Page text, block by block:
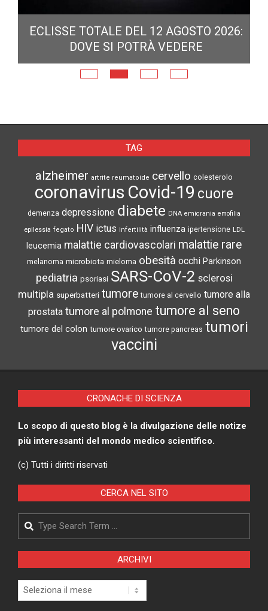
ECLISSE TOTALE DEL 12 AGOSTO 2026:
DOVE SI POTRÀ VEDERE
TAG
alzheimer artrite reumatoide cervello colesterolo
coronavirus Covid-19 cuore
demenza depressione diabete DNA emicrania emofilia
epilessia fegato HIV ictus infertilità influenza ipertensione LDL
leucemia malattie cardiovascolari malattie rare
melanoma microbiota mieloma obesità occhi Parkinson
pediatria psoriasi SARS-CoV-2 sclerosi
multipla superbatteri tumore tumore al cervello tumore alla
prostata tumore al polmone tumore al seno
tumore del colon tumore ovarico tumore pancreas tumori
vaccini
CRONACHE DI SCIENZA
Lo scopo di questo blog è la divulgazione delle notize
più interessanti del mondo medico scientifico.
(c) Tutti i diritti riservati
CERCA NEL SITO
Search
ARCHIVI
Archivi